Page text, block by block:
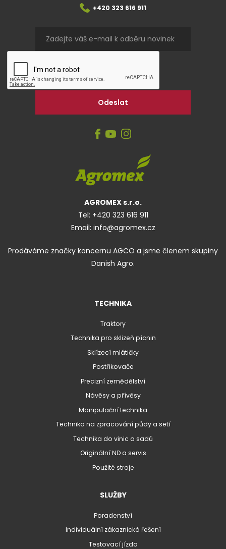
+420 323 616 911
AGROMEX s.r.o.
Tel: +420 323 616 911
Email: info@agromex.cz
Prodáváme značky koncernu AGCO a jsme členem skupiny
Danish Agro.
TECHNIKA
Traktory
Technika pro sklizeň pícnin
Sklízecí mlátičky
Postřikovače
Precizní zemědělství
Návěsy a přívěsy
Manipulační technika
Technika na zpracování půdy a setí
Technika do vinic a sadů
Originální ND a servis
Použité stroje
SLUŽBY
Poradenství
Individuální zákaznická řešení
Testovací jízda